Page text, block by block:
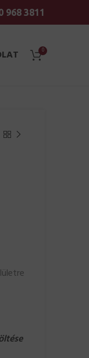
968 3811
0